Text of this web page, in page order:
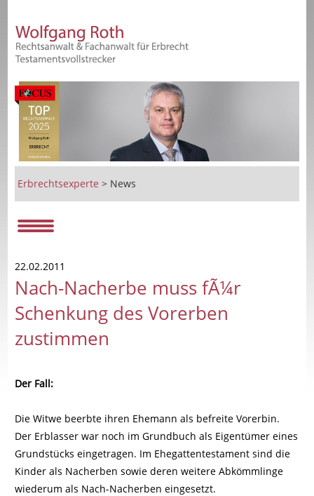
Erbrechtsexperte > News
22.02.2011
Nach-Nacherbe muss fÃ¼r
Schenkung des Vorerben
zustimmen
Der Fall:
Die Witwe beerbte ihren Ehemann als befreite Vorerbin.
Der Erblasser war noch im Grundbuch als Eigentümer eines
Grundstücks eingetragen. Im Ehegattentestament sind die
Kinder als Nacherben sowie deren weitere Abkömmlinge
wiederum als Nach-Nacherben eingesetzt.